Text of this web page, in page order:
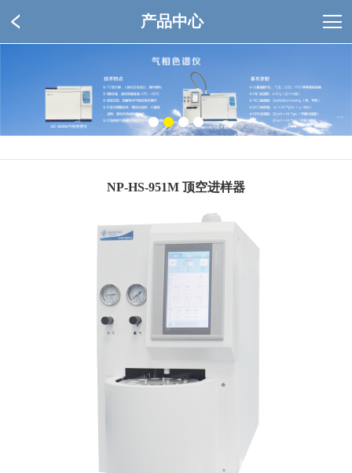
产品中心
NP-HS-951M 顶空进样器